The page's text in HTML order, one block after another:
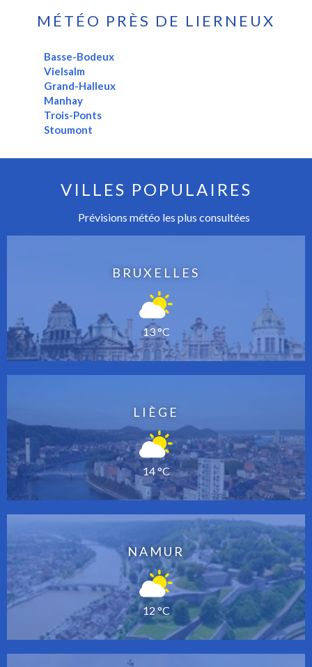
MÉTÉO PRÈS DE LIERNEUX
Basse-Bodeux
Vielsalm
Grand-Halleux
Manhay
Trois-Ponts
Stoumont
VILLES POPULAIRES
Prévisions météo les plus consultées
BRUXELLES
13 °C
LIÈGE
14 °C
NAMUR
12 °C